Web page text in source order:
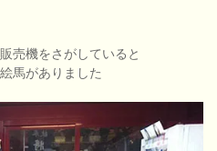
売機をさがしていると
馬がありました